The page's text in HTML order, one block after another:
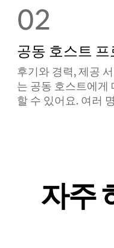
02
공동 호스트
후기와 경력, 제공
는 공동 호스트에게
할 수 있어요. 여러
자주